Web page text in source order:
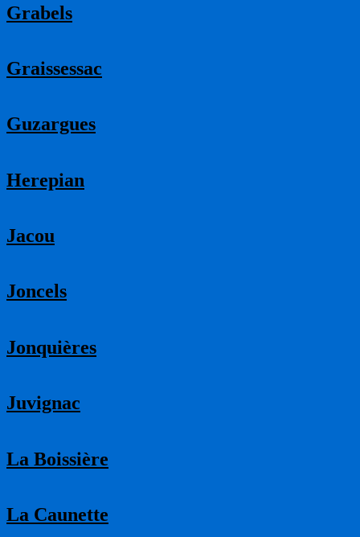
Grabels
Graissessac
Guzargues
Herepian
Jacou
Joncels
Jonquières
Juvignac
La Boissière
La Caunette